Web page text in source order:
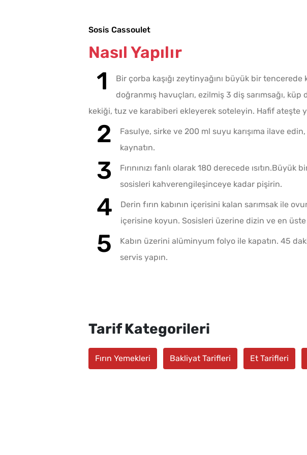
Sosis Cassoulet
Nasıl Yapılır
Bir çorba kaşığı zeytinyağını büyük bir tencerede
doğranmış havuçları, ezilmiş 3 diş sarımsağı,
kekiği, tuz ve karabiberi ekleyerek soteleyin. Hafif ateşte
Fasulye, sirke ve 200 ml suyu karışıma ilave
kaynatın.
Fırınınızı fanlı olarak 180 derecede ısıtın.Büyük
sosisleri kahverengileşinceye kadar pişirin.
Derin fırın kabının içerisini kalan sarımsak ile
içerisine koyun. Sosisleri üzerine dizin ve en
Kabın üzerini alüminyum folyo ile kapatın. 45
servis yapın.
Tarif Kategorileri
Fırın Yemekleri Bakliyat Tarifleri Et Tarifleri